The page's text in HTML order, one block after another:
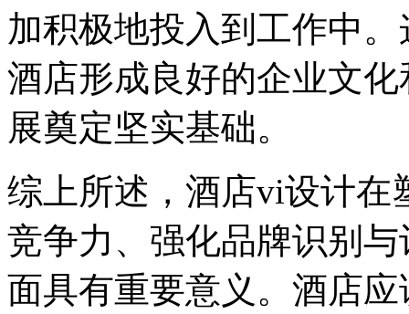
加积极地投入到工作中
酒店形成良好的企业文
展奠定坚实基础。
综上所述，酒店vi设计在
竞争力、强化品牌识别
面具有重要意义。酒店